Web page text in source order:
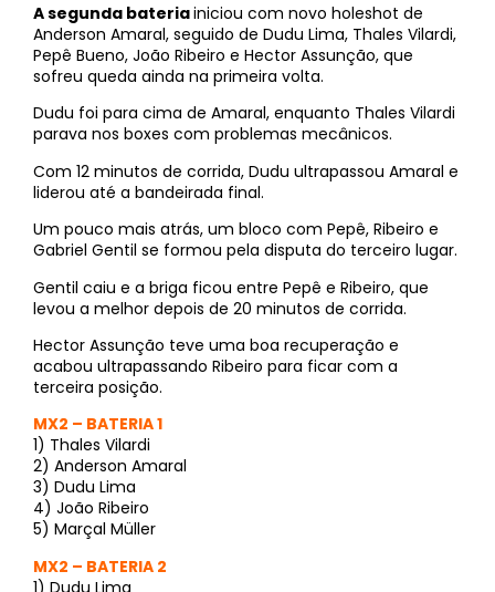
A segunda bateriainiciou com novo holeshot de
Anderson Amaral, seguido de Dudu Lima, Thales Vilardi,
Pepê Bueno, João Ribeiro e Hector Assunção, que
sofreu queda ainda na primeira volta.
Dudu foi para cima de Amaral, enquanto Thales Vilardi
parava nos boxes com problemas mecânicos.
Com 12 minutos de corrida, Dudu ultrapassou Amaral e
liderou até a bandeirada final.
Um pouco mais atrás, um bloco com Pepê, Ribeiro e
Gabriel Gentil se formou pela disputa do terceiro lugar.
Gentil caiu e a briga ficou entre Pepê e Ribeiro, que
levou a melhor depois de 20 minutos de corrida.
Hector Assunção teve uma boa recuperação e
acabou ultrapassando Ribeiro para ficar com a
terceira posição.
MX2 – BATERIA 1
1) Thales Vilardi
2) Anderson Amaral
3) Dudu Lima
4) João Ribeiro
5) Marçal Müller
MX2 – BATERIA 2
1) Dudu Lima